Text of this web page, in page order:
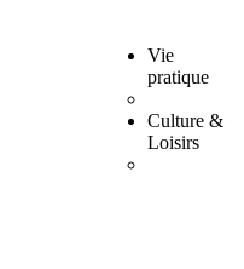
Vie
pratique
Culture &
Loisirs